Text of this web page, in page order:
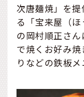
次唐麺焼」を
る「宝来屋（
の岡村順正さ
で焼くお好み
りなどの鉄板メ